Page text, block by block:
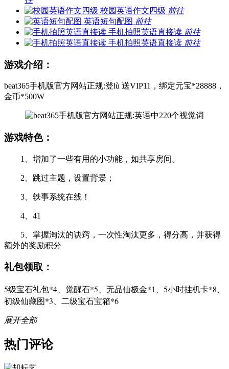
校园英语作文四级 前往
英语短句配图 前往
手机拍照英语直接读 前往
手机拍照英语直接读 前往
游戏介绍：
beat365手机版官方网站正规:登lù 送VIP11，绑定元宝*28888，
金币*500W
游戏特色：
1、增加了一些有用的小功能，如共享房间。
2、跳过主题，设置背景；
3、轶事系统在线！
4、41
5、掌握淘汰的诀窍，一次性淘汰更多，得分高，并获得
额外的奖励积分
礼包领取：
5级宝石礼包*4、觉醒石*5、无品仙极金*1、5小时挂机卡*8、
初级仙藏图*3、二级宝石宝箱*6
展开全部
热门评论